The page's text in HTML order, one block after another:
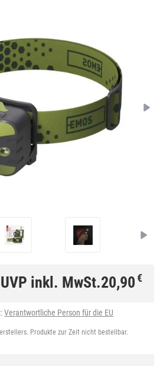
UVP inkl. MwSt.20,90€
Verantwortliche Person für die EU
Produkte zur Zeit nicht bestellbar.